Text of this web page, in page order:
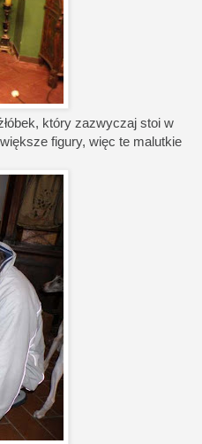
który zazwyczaj stoi w
figury, więc te malutkie